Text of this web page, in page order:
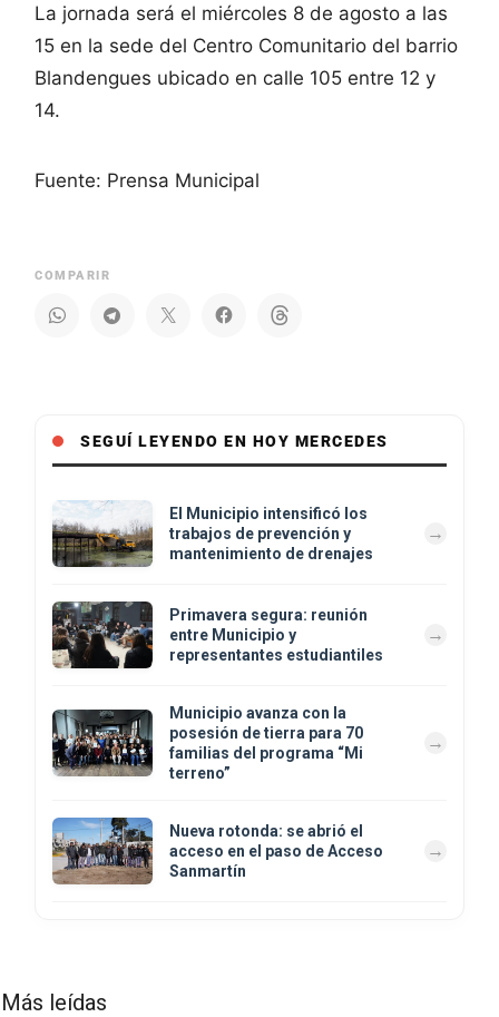
La jornada será el miércoles 8 de agosto a las
15 en la sede del Centro Comunitario del barrio
Blandengues ubicado en calle 105 entre 12 y
14.
Fuente: Prensa Municipal
COMPARIR
SEGUÍ LEYENDO EN HOY MERCEDES
El Municipio intensificó los
trabajos de prevención y
mantenimiento de drenajes
Primavera segura: reunión
entre Municipio y
representantes estudiantiles
Municipio avanza con la
posesión de tierra para 70
familias del programa “Mi
terreno”
Nueva rotonda: se abrió el
acceso en el paso de Acceso
Sanmartín
Más leídas